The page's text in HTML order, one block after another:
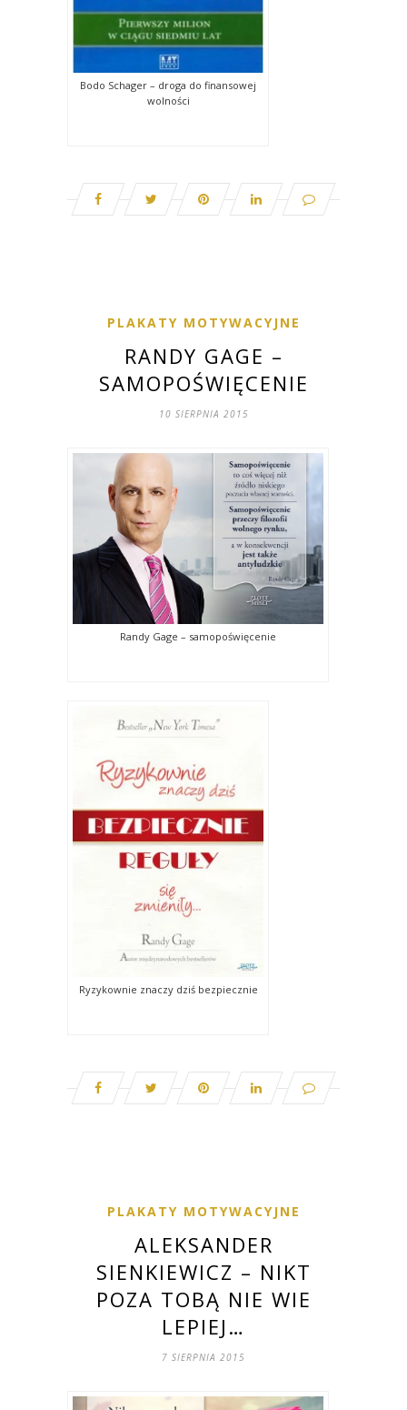
Bodo Schager – droga do finansowej
wolności
PLAKATY MOTYWACYJNE
RANDY GAGE –
SAMOPOŚWIĘCENIE
10 SIERPNIA 2015
Randy Gage – samopoświęcenie
Ryzykownie znaczy dziś bezpiecznie
PLAKATY MOTYWACYJNE
ALEKSANDER
SIENKIEWICZ – NIKT
POZA TOBĄ NIE WIE
LEPIEJ…
7 SIERPNIA 2015